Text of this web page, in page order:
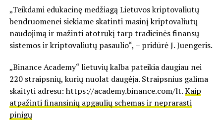
„Teikdami edukacinę medžiagą Lietuvos kriptovaliutų
bendruomenei siekiame skatinti masinį kriptovaliutų
naudojimą ir mažinti atotrūkį tarp tradicinės finansų
sistemos ir kriptovaliutų pasaulio“, – pridūrė J. Juengeris.
„Binance Academy“ lietuvių kalba pateikia daugiau nei
220 straipsnių, kurių nuolat daugėja. Straipsnius galima
skaityti adresu: https://academy.binance.com/lt.Kaip
atpažinti finansinių apgaulių schemas ir neprarasti
pinigų